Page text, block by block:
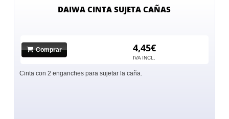
DAIWA CINTA SUJETA CAÑAS
Comprar 4,45€
IVA INCL.
Cinta con 2 enganches para sujetar la caña.